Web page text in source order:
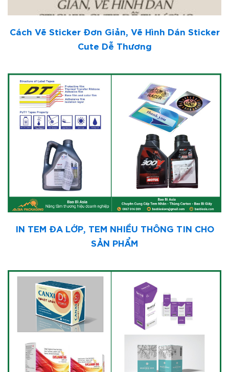
Cách Vẽ Sticker Đơn Giản, Vẽ Hình Dán Sticker
Cute Dễ Thương
IN TEM ĐA LỚP, TEM NHIỀU THÔNG TIN CHO
SẢN PHẨM